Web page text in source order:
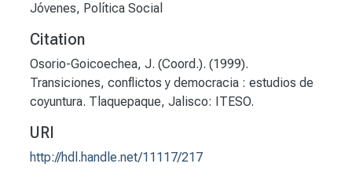
Jóvenes, Política Social
Citation
Osorio-Goicoechea, J. (Coord.). (1999).
Transiciones, conflictos y democracia : estudios de
coyuntura. Tlaquepaque, Jalisco: ITESO.
URI
http://hdl.handle.net/11117/217